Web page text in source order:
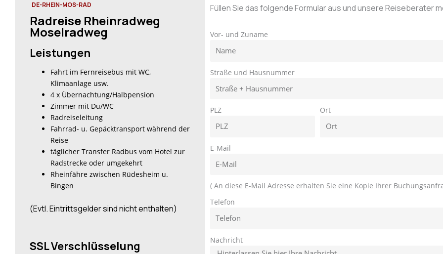
Füllen Sie das folgende Formular aus und unsere Reiseberater
Vor- und Zuname
Straße und Hausnummer
PLZ Ort
E-Mail
( An diese E-Mail Adresse erhalten Sie eine Kopie Ihrer
Telefon
Nachricht
DE-RHEIN-MOS-RAD
Radreise Rheinradweg
Moselradweg
Leistungen
Fahrt im Fernreisebus mit WC,
Klimaanlage usw.
4 x Übernachtung/Halbpension
Zimmer mit Du/WC
Radreiseleitung
Fahrrad- u. Gepäcktransport während der
Reise
täglicher Transfer Radbus vom Hotel zur
Radstrecke oder umgekehrt
Rheinfähre zwischen Rüdesheim u.
Bingen
(Evtl. Eintrittsgelder sind nicht enthalten)
SSL Verschlüsselung